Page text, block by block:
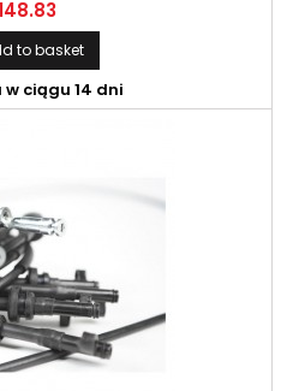
to basket
w ciągu 14 dni